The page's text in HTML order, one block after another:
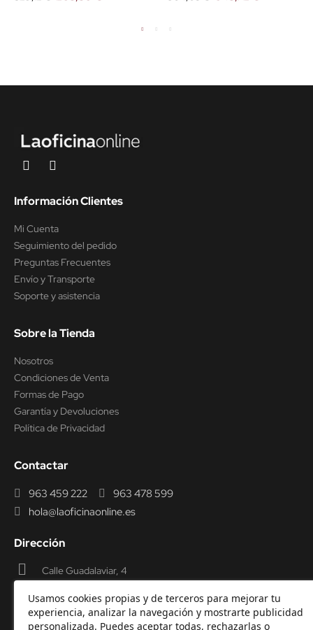
Usamos cookies propias y de terceros para mejorar tu
experiencia, analizar la navegación y mostrarte publicidad
personalizada. Puedes aceptar todas, rechazarlas o
Información Clientes
Mi Cuenta
Seguimiento del pedido
Preguntas Frecuentes
Envío y Transporte
Soporte y asistencia
Sobre la Tienda
Nosotros
Condiciones de Venta
Formas de Pago
Garantía y Devoluciones
Política de Privacidad
Contactar
963 459 222
963 478 599
hola@laoficinaonline.es
Dirección
Calle Guadalaviar, 4